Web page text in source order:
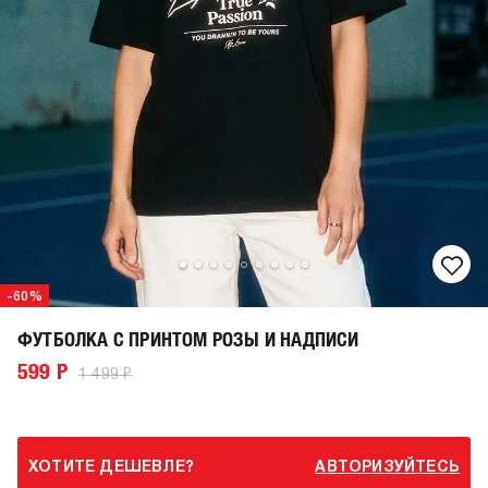
-60%
ФУТБОЛКА С ПРИНТОМ РОЗЫ И НАДПИСИ
599 Р 1 499 Р
ХОТИТЕ ДЕШЕВЛЕ? АВТОРИЗУЙТЕСЬ